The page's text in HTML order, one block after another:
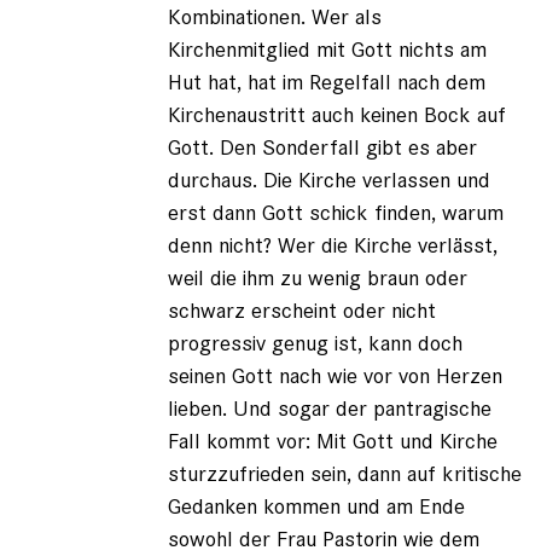
Kombinationen. Wer als
Kirchenmitglied mit Gott nichts am
Hut hat, hat im Regelfall nach dem
Kirchenaustritt auch keinen Bock auf
Gott. Den Sonderfall gibt es aber
durchaus. Die Kirche verlassen und
erst dann Gott schick finden, warum
denn nicht? Wer die Kirche verlässt,
weil die ihm zu wenig braun oder
schwarz erscheint oder nicht
progressiv genug ist, kann doch
seinen Gott nach wie vor von Herzen
lieben. Und sogar der pantragische
Fall kommt vor: Mit Gott und Kirche
sturzzufrieden sein, dann auf kritische
Gedanken kommen und am Ende
sowohl der Frau Pastorin wie dem